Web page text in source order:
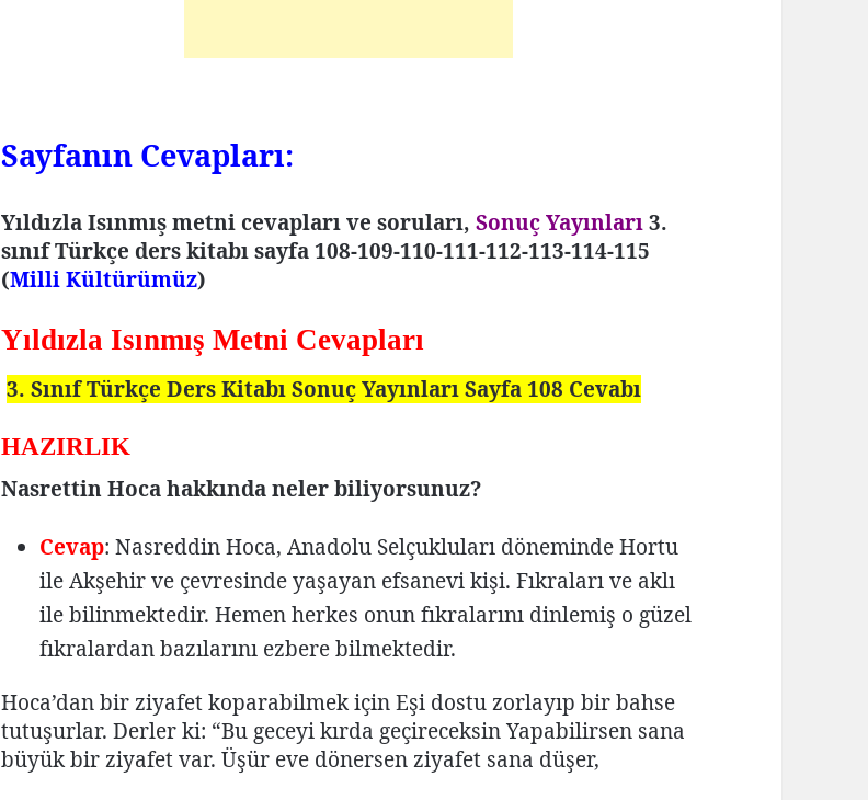
Sayfanın Cevapları:
Yıldızla Isınmış metni cevapları ve soruları,Sonuç Yayınları3.
sınıf Türkçe ders kitabı sayfa 108-109-110-111-112-113-114-115
(Milli Kültürümüz)
Yıldızla Isınmış Metni Cevapları
3. Sınıf Türkçe Ders Kitabı Sonuç Yayınları Sayfa 108 Cevabı
HAZIRLIK
Nasrettin Hoca hakkında neler biliyorsunuz?
Cevap: Nasreddin Hoca, Anadolu Selçukluları döneminde Hortu
ile Akşehir ve çevresinde yaşayan efsanevi kişi. Fıkraları ve aklı
ile bilinmektedir. Hemen herkes onun fıkralarını dinlemiş o güzel
fıkralardan bazılarını ezbere bilmektedir.
Hoca’dan bir ziyafet koparabilmek için Eşi dostu zorlayıp bir bahse
tutuşurlar. Derler ki: “Bu geceyi kırda geçireceksin Yapabilirsen sana
büyük bir ziyafet var. Üşür eve dönersen ziyafet sana düşer,